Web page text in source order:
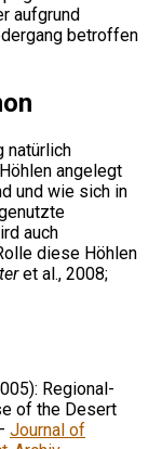
aufgrund
betroffen
natürlich
angelegt
und wie sich in
auch
diese Höhlen
et al., 2008;
Regional-
of the Desert
Journal of